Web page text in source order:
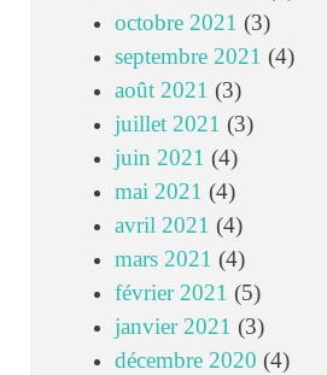
octobre 2021 (3)
septembre 2021 (4)
août 2021 (3)
juillet 2021 (3)
juin 2021 (4)
mai 2021 (4)
avril 2021 (4)
mars 2021 (4)
février 2021 (5)
janvier 2021 (3)
décembre 2020 (4)